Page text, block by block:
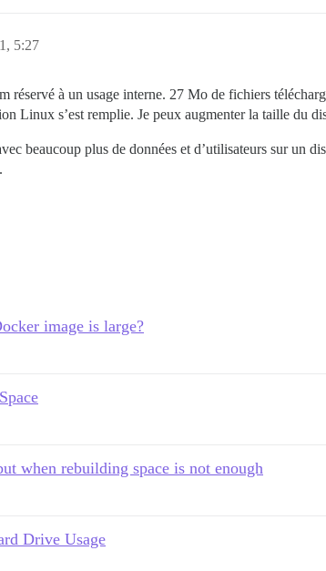
5:27
réservé à un usage interne. 27 Mo de fichiers
Linux s’est remplie. Je peux augmenter la taille du
beaucoup plus de données et d’utilisateurs sur un
image is large?
when rebuilding space is not enough
Drive Usage